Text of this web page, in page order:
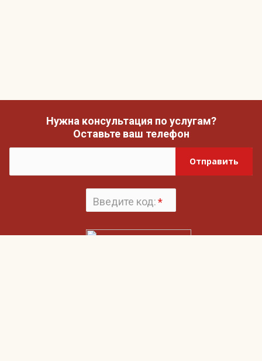
Нужна консультация по услугам?
Оставьте ваш телефон
Отправить
Введите код:*